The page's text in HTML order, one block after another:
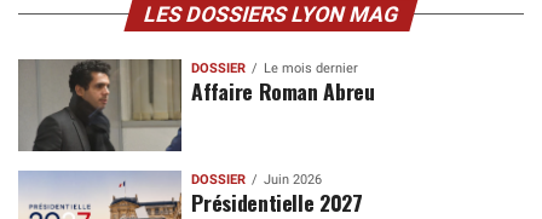
LES DOSSIERS LYON MAG
DOSSIER Le mois dernier
Affaire Roman Abreu
DOSSIER Juin 2026
Présidentielle 2027